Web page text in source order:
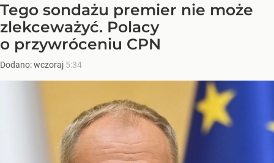
Tego sondażu premier nie może
zlekceważyć. Polacy
o przywróceniu CPN
Dodano:wczoraj 5:34